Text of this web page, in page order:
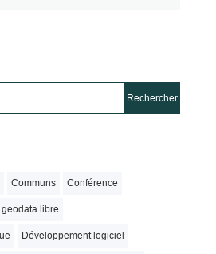
Communs Conférence
libre
Développement logiciel